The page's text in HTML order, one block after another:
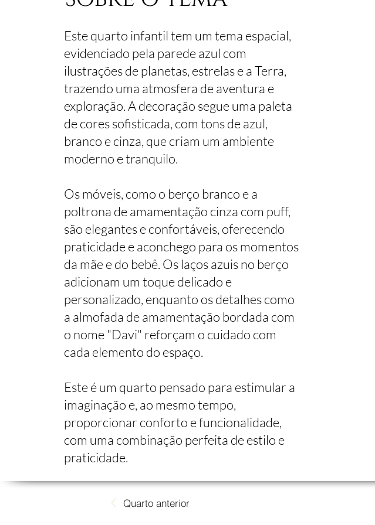
Este quarto infantil tem um tema espacial,
evidenciado pela parede azul com
ilustrações de planetas, estrelas e a Terra,
trazendo uma atmosfera de aventura e
exploração. A decoração segue uma paleta
de cores sofisticada, com tons de azul,
branco e cinza, que criam um ambiente
moderno e tranquilo.
Os móveis, como o berço branco e a
poltrona de amamentação cinza com puff,
são elegantes e confortáveis, oferecendo
praticidade e aconchego para os momentos
da mãe e do bebê. Os laços azuis no berço
adicionam um toque delicado e
personalizado, enquanto os detalhes como
a almofada de amamentação bordada com
o nome "Davi" reforçam o cuidado com
cada elemento do espaço.
Este é um quarto pensado para estimular a
imaginação e, ao mesmo tempo,
proporcionar conforto e funcionalidade,
com uma combinação perfeita de estilo e
praticidade.
Quarto anterior